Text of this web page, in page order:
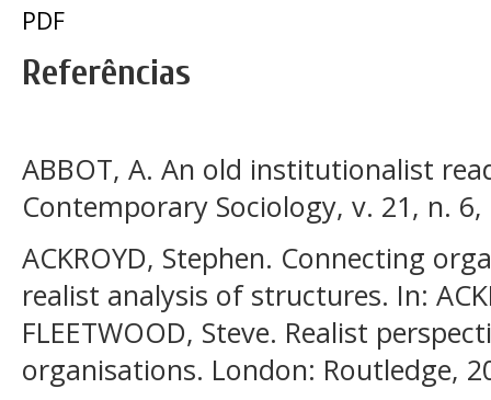
PDF
Referências
ABBOT, A. An old institutionalist
Contemporary Sociology, v. 21, n. 6,
ACKROYD, Stephen. Connecting
realist analysis of structures. In:
FLEETWOOD, Steve. Realist
organisations. London: Routledge,